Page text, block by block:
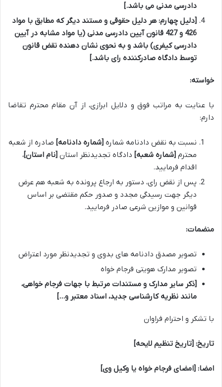
دادرسی مدنی می باشد.]
[دلیل چهارم: هر دلیل حقوقی و مستند دیگر که مطابق با مواد
426 و 427 قانون آیین دادرسی مدنی (یا مواد مشابه در آیین
دادرسی کیفری) باشد و به نحوی نشان دهنده نقض قانون
توسط دادگاه صادرکننده رای باشد.]
خواسته:
با عنایت به مراتب فوق و دلایل ابرازی، از آن مقام محترم تقاضا
دارم:
نسبت به نقض دادنامه شماره [شماره دادنامه] صادره از شعبه
محترم [شماره شعبه] دادگاه تجدیدنظر استان [نام استان]،
اقدام فرمایید.
پس از نقض رای، دستور به ارجاع پرونده به شعبه هم عرض
دیگر جهت رسیدگی مجدد و صدور حکم مقتضی بر اساس
قوانین و موازین شرعی صادر فرمایید.
منضمات:
تصویر مصدق دادنامه های بدوی و تجدیدنظر مورد اعتراض
تصویر مدارک هویتی فرجام خواه
[ذکر سایر مدارک و مستندات مرتبط با جهات فرجام خواهی،
مانند نظریه کارشناسی جدید، اسناد معتبر و…]
با تشکر و احترام فراوان
تاریخ: [تاریخ تنظیم لایحه]
امضا: [امضای فرجام خواه یا وکیل وی]